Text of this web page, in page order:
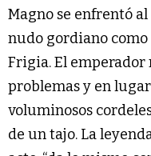
Magno se enfrentó
nudo gordiano
Frigia. El emperador
problemas y en
voluminosos
de un tajo. La